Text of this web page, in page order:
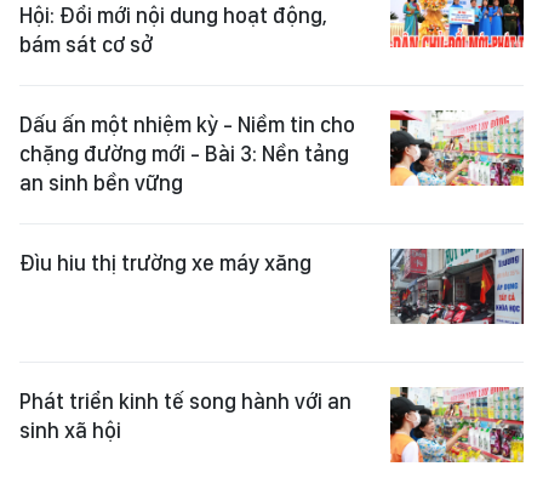
Hội: Đổi mới nội dung hoạt động,
bám sát cơ sở
Dấu ấn một nhiệm kỳ - Niềm tin cho
chặng đường mới - Bài 3: Nền tảng
an sinh bền vững
Đìu hiu thị trường xe máy xăng
Phát triển kinh tế song hành với an
sinh xã hội